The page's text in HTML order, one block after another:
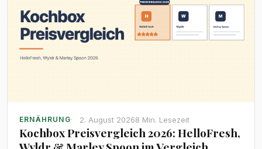
ERNÄHRUNG 2. August 20268 Min. Lesezeit
Kochbox Preisvergleich 2026: HelloFresh,